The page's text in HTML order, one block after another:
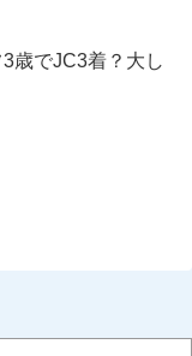
3歳でJC3着？大し